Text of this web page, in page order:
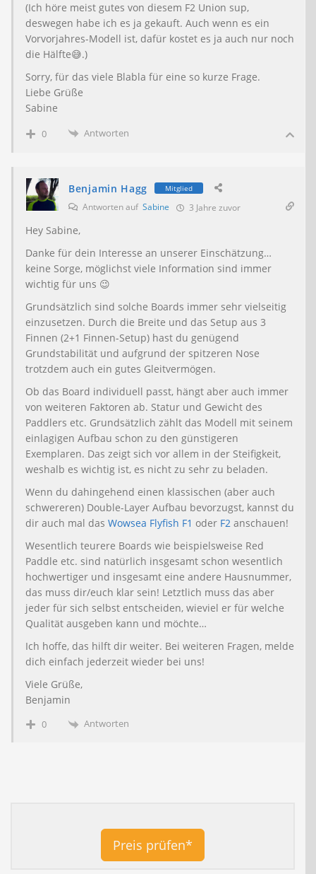
(Ich höre meist gutes von diesem F2 Union sup,
deswegen habe ich es ja gekauft. Auch wenn es ein
Vorvorjahres-Modell ist, dafür kostet es ja auch nur noch
die Hälfte😅.)
Sorry, für das viele Blabla für eine so kurze Frage.
Liebe Grüße
Sabine
0 Antworten
Benjamin Hagg Mitglied
Antworten auf Sabine 3 Jahre zuvor
Hey Sabine,
Danke für dein Interesse an unserer Einschätzung…
keine Sorge, möglichst viele Information sind immer
wichtig für uns 😉
Grundsätzlich sind solche Boards immer sehr vielseitig
einzusetzen. Durch die Breite und das Setup aus 3
Finnen (2+1 Finnen-Setup) hast du genügend
Grundstabilität und aufgrund der spitzeren Nose
trotzdem auch ein gutes Gleitvermögen.
Ob das Board individuell passt, hängt aber auch immer
von weiteren Faktoren ab. Statur und Gewicht des
Paddlers etc. Grundsätzlich zählt das Modell mit seinem
einlagigen Aufbau schon zu den günstigeren
Exemplaren. Das zeigt sich vor allem in der Steifigkeit,
weshalb es wichtig ist, es nicht zu sehr zu beladen.
Wenn du dahingehend einen klassischen (aber auch
schwereren) Double-Layer Aufbau bevorzugst, kannst du
dir auch mal das Wowsea Flyfish F1 oder F2 anschauen!
Wesentlich teurere Boards wie beispielsweise Red
Paddle etc. sind natürlich insgesamt schon wesentlich
hochwertiger und insgesamt eine andere Hausnummer,
das muss dir/euch klar sein! Letztlich muss das aber
jeder für sich selbst entscheiden, wieviel er für welche
Qualität ausgeben kann und möchte…
Ich hoffe, das hilft dir weiter. Bei weiteren Fragen, melde
dich einfach jederzeit wieder bei uns!
Viele Grüße,
Benjamin
0 Antworten
Preis prüfen*